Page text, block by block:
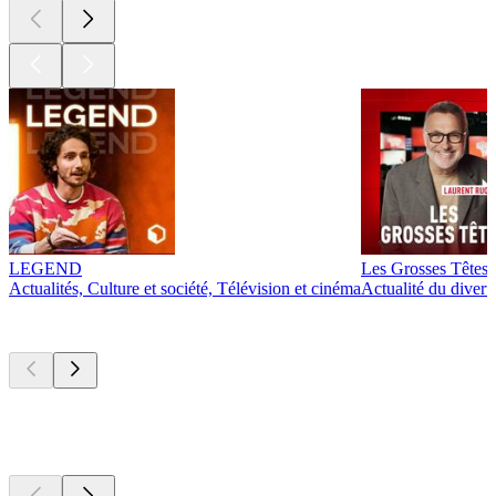
LEGEND
Actualités, Culture et société, Télévision et cinéma
Les Grosses Têtes
Actualité du